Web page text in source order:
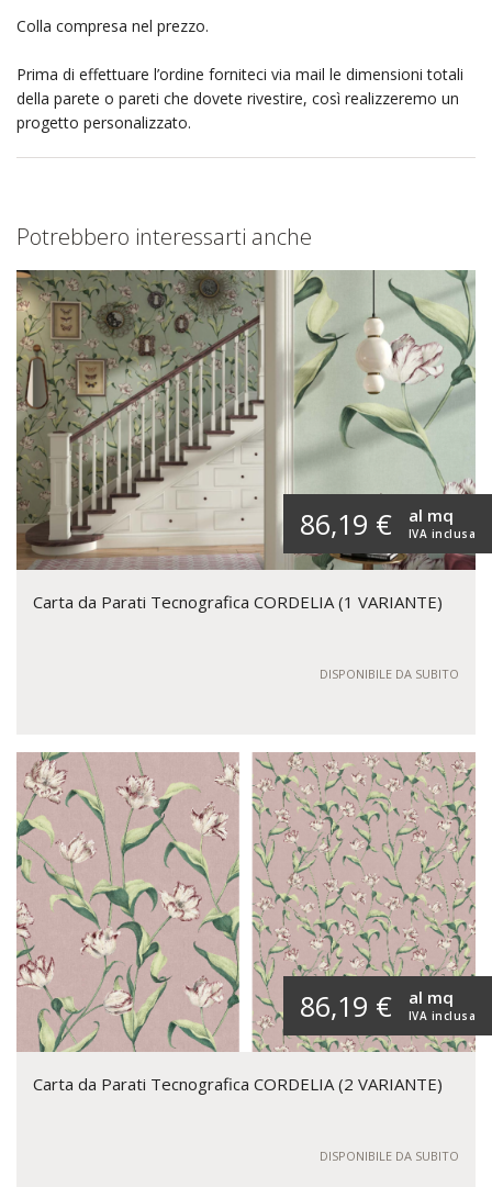
Colla compresa nel prezzo.
Prima di effettuare l’ordine forniteci via mail le dimensioni totali
della parete o pareti che dovete rivestire, così realizzeremo un
progetto personalizzato.
Potrebbero interessarti anche
86,19 € IVA inclusa
al mq
Carta da Parati Tecnografica CORDELIA (1 VARIANTE)
DISPONIBILE DA SUBITO
86,19 € IVA inclusa
al mq
Carta da Parati Tecnografica CORDELIA (2 VARIANTE)
DISPONIBILE DA SUBITO